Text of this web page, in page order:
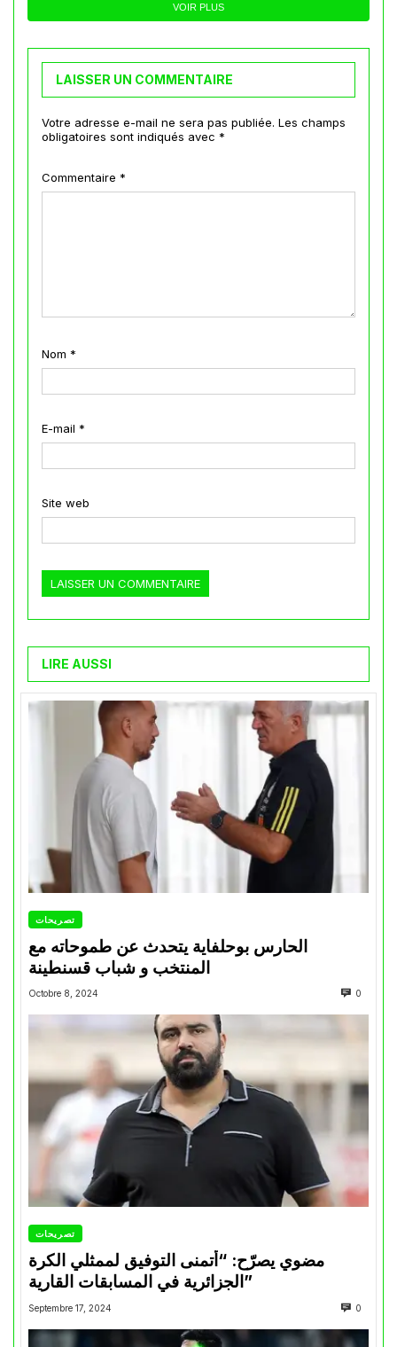
VOIR PLUS
LAISSER UN COMMENTAIRE
Votre adresse e-mail ne sera pas publiée. Les champs
obligatoires sont indiqués avec *
Commentaire *
Nom *
E-mail *
Site web
LIRE AUSSI
تصريحات
الحارس بوحلفاية يتحدث عن طموحاته مع
المنتخب و شباب قسنطينة
Octobre 8, 2024 0
تصريحات
مضوي يصرّح: “أتمنى التوفيق لممثلي الكرة
الجزائرية في المسابقات القارية”
Septembre 17, 2024 0